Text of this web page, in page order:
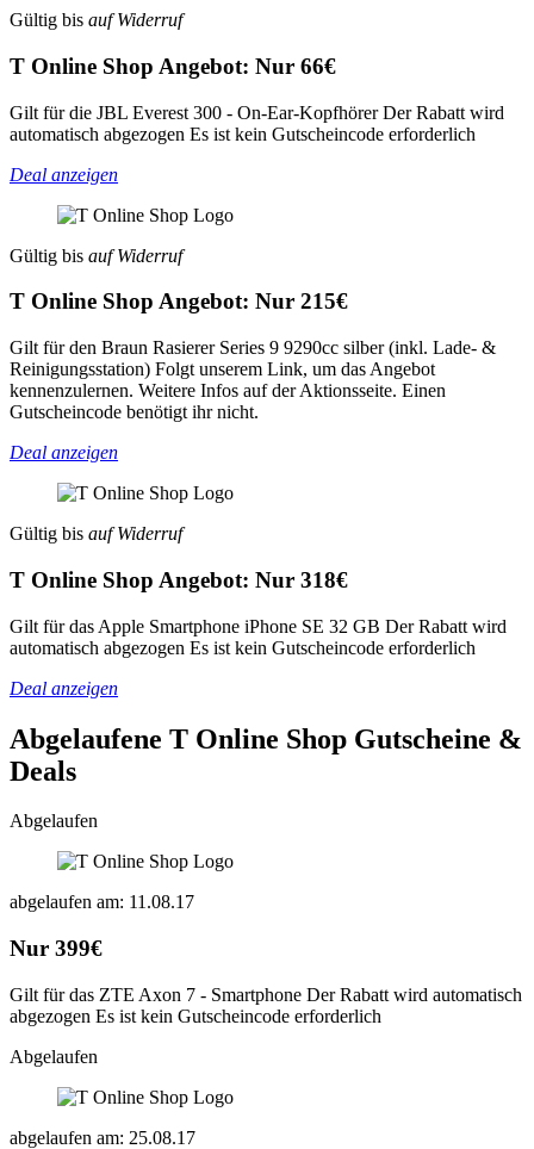
Gültig bis auf Widerruf
T Online Shop Angebot: Nur 66€
Gilt für die JBL Everest 300 - On-Ear-Kopfhörer Der Rabatt wird
automatisch abgezogen Es ist kein Gutscheincode erforderlich
Deal anzeigen
Gültig bis auf Widerruf
T Online Shop Angebot: Nur 215€
Gilt für den Braun Rasierer Series 9 9290cc silber (inkl. Lade- &
Reinigungsstation) Folgt unserem Link, um das Angebot
kennenzulernen. Weitere Infos auf der Aktionsseite. Einen
Gutscheincode benötigt ihr nicht.
Deal anzeigen
Gültig bis auf Widerruf
T Online Shop Angebot: Nur 318€
Gilt für das Apple Smartphone iPhone SE 32 GB Der Rabatt wird
automatisch abgezogen Es ist kein Gutscheincode erforderlich
Deal anzeigen
Abgelaufene T Online Shop Gutscheine &
Deals
Abgelaufen
abgelaufen am: 11.08.17
Nur 399€
Gilt für das ZTE Axon 7 - Smartphone Der Rabatt wird automatisch
abgezogen Es ist kein Gutscheincode erforderlich
Abgelaufen
abgelaufen am: 25.08.17